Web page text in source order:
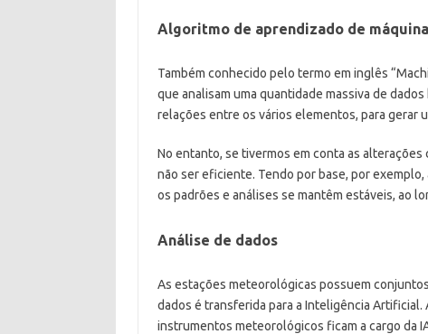
Algoritmo de aprendizado de máquina
Também conhecido pelo termo em inglês
que analisam uma quantidade massiva de
relações entre os vários elementos, para gerar
No entanto, se tivermos em conta as
não ser eficiente. Tendo por base, por exemplo,
os padrões e análises se mantêm estáveis, ao
Análise de dados
As estações meteorológicas possuem
dados é transferida para a Inteligência
instrumentos meteorológicos ficam a cargo da